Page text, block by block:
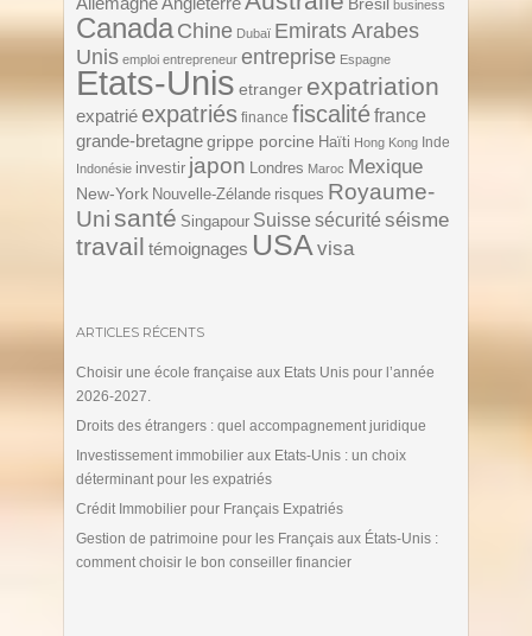
business
Canada Chine Dubaï Emirats Arabes
Unis emploi entrepreneur entreprise Espagne
Etats-Unis etranger expatriation
expatrié expatriés finance fiscalitéfrance
grande-bretagne grippe porcine Haïti Hong Kong Inde
Indonésie investir japon Londres Maroc Mexique
New-York Nouvelle-Zélande risques Royaume-
Unisanté Singapour Suisse sécurité séisme
travail témoignages USA visa
ARTICLES RÉCENTS
Choisir une école française aux Etats Unis pour l’année
2026-2027.
Droits des étrangers : quel accompagnement juridique
Investissement immobilier aux Etats-Unis : un choix
déterminant pour les expatriés
Crédit Immobilier pour Français Expatriés
Gestion de patrimoine pour les Français aux États-Unis :
comment choisir le bon conseiller financier